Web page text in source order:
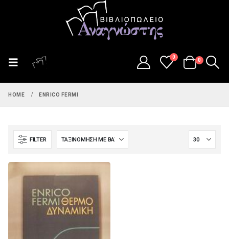
0
0
HOME ENRICO FERMI
FILTER